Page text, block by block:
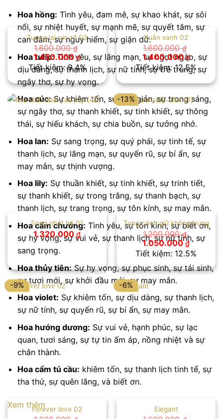
Hoa hồng: Tình yêu, đam mê, sự khao khát, sự sôi
nổi, sự nhiệt huyết, sự mạnh mẽ, sự quyết tâm, sự
can đảm, sự nguy hiểm, sự giận dữ.
Hoa tulip:Tình yêu, sự lãng mạn, sự ngọt ngào, sự
dịu dàng, sự thanh lịch, sự nữ tính, sự trẻ trung, sự
ngây thơ, sự hy vọng.
Hoa cúc:Sự khiêm tốn, sự đơn giản, sự trong sáng,
sự ngây thơ, sự thanh khiết, sự tinh khiết, sự thông
thái, sự hiếu khách, sự chia buồn, sự tưởng nhớ.
Hoa lan: Sự sang trọng, sự quý phái, sự tinh tế, sự
thanh lịch, sự lãng mạn, sự quyến rũ, sự bí ẩn, sự
may mắn, sự thịnh vượng.
Hoa lily: Sự thuần khiết, sự tinh khiết, sự trinh tiết,
sự thanh khiết, sự trong trắng, sự thanh bạch, sự
thanh lịch, sự trang trọng, sự tôn kính, sự may mắn.
Hoa cẩm chướng: Tình yêu, sự tôn kính, sự biết ơn,
sự hy vọng, sự vui vẻ, sự thanh lịch, sự nữ tính, sự
sang trọng.
Hoa thủy tiên:Sự hy vọng, sự phục sinh, sự tái sinh,
sự tươi mới, sự khởi đầu mới, sự may mắn.
Hoa violet: Sự khiêm tốn, sự dịu dàng, sự thanh lịch,
sự nữ tính, sự quyến rũ, sự bí ẩn, sự may mắn.
Hoa hướng dương: Sự vui vẻ, hạnh phúc, sự lạc
quan, tươi sáng, sự tự tin ấm áp, nồng nhiệt và sự
chân thành.
Hoa cẩm tú cầu: khiêm tốn, sự thanh lịch tinh tế, sự
tha thứ, sự quên lãng, và biết ơn.
Xem thêm
Tương lai rực rỡ 03
1.600.000₫
Giá
gốc
là:
1.600.000 ₫.
1.450.000₫Giá
hiện
tại
là:
1.450.000 ₫.
Tiết kiệm: 9.4%
Xuân xanh 02
1.600.000₫
Giá
gốc
là:
1.400.000₫Giá
hiện
tại
Tiết kiệm: 12.5%
Song phát hỷ 01
1.320.000 ₫
-13%
Tung cánh giữ không trung
1.200.000₫
Giá
gốc
là:
1.200.000 ₫.
1.050.000₫Giá
hiện
tại
là:
Tiết kiệm: 12.5%
-9%
Forever love 02
-6%
Elegant